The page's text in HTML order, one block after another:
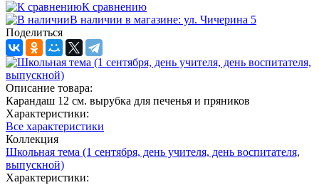
К сравнению
В наличии в магазине: ул. Чичерина 5
Поделиться
Описание товара:
Карандаш 12 см. вырубка для печенья и пряников
Характеристики:
Все характеристики
Коллекция
Школьная тема (1 сентября, день учителя, день воспитателя,
выпускной)
Характеристики: